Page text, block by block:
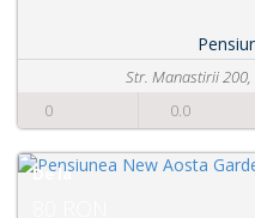
Pensiunea Medina
Str. Manastirii 200, 107356 Cheia,
0.0
2312